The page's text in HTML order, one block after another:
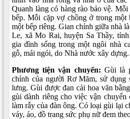
Quanh làng có hàng rào bảo vệ.
bếp. Mỗi cặp vợ chồng ở trong một
một bếp riêng. Gian chính giữa nhà
Le, xã Mo Rai, huyện Sa Thầy,
gia đình sống trong một ngôi nhà
gỗ, mái ngói, do Nhà nước xây dựng.
Phương tiện vận chuyển: Gùi là
chính của người Rơ Măm, sử dụng
lưng. Gùi được đan cải hoa văn
gùi dành riêng cho việc vận chuyển
làm rẫy của đàn ông. Có loại gùi lại
váy, áo, đồ trang sức phụ nữ đem